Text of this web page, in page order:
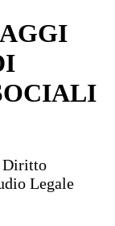
Diritto
Legale